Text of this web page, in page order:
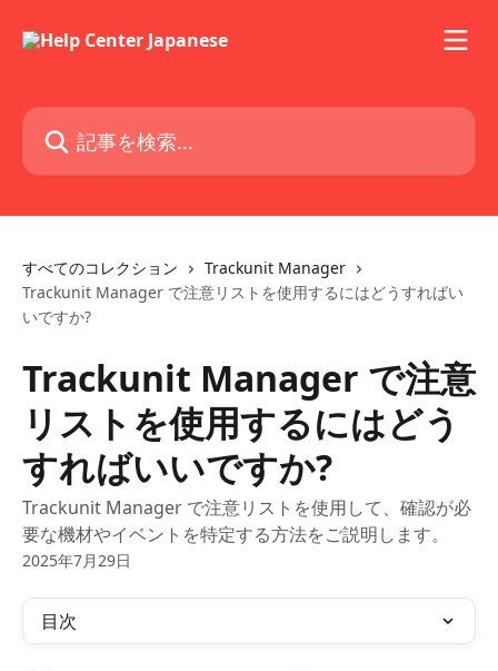
記事を検索...
すべてのコレクション
Trackunit Manager
Trackunit Manager で注意リストを使用するにはどうすればい
いですか?
Trackunit Manager で注意
リストを使用するにはどう
すればいいですか?
Trackunit Manager で注意リストを使用して、確認が必
要な機材やイベントを特定する方法をご説明します。
2025年7月29日
目次